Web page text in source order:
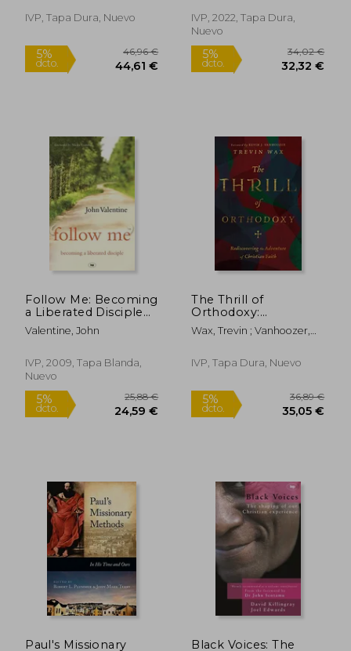
Guide (en Inglés)
IVP, Tapa Dura, Nuevo
5%
dcto.
46,96 €
44,61 €
IVP, 2022, Tapa Dura,
Nuevo
5%
dcto.
Follow Me: Becoming
a Liberated Disciple
(en Inglés)
Valentine, John
IVP, 2009, Tapa Blanda,
Nuevo
The Thrill of
Orthodoxy:
Rediscovering the
Adventure of
Inglés)
Wax, Trevin ; Vanhoozer,
IVP, Tapa Dura, Nuevo
Paul's Missionary
Black Voices: The